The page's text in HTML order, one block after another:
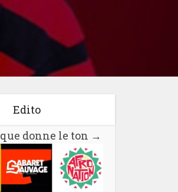
Edito
donne le ton →